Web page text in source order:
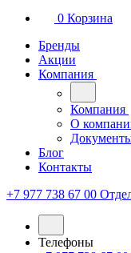
0 Корзина
Бренды
Акции
Компания
Компания
О
Блог
Контакты
+7 977 738 67 00
Телефоны